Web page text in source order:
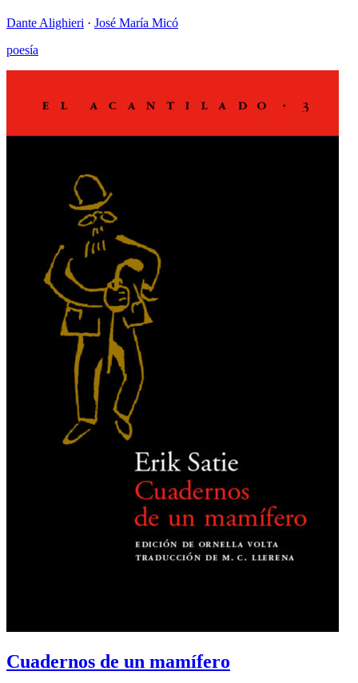
Dante Alighieri · José María Micó
poesía
Cuadernos de un mamífero